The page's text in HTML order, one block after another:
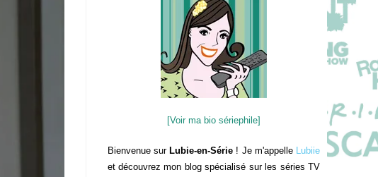
[Voir ma bio sériephile]
Bienvenue sur Lubie-en-Série ! Je m'appelle Lubiie
et découvrez mon blog spécialisé sur les séries TV